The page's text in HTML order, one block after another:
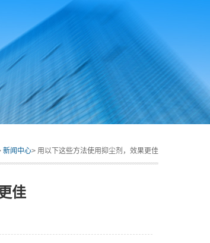
新闻中心> 用以下这些方法使用抑尘剂，效果更佳
佳